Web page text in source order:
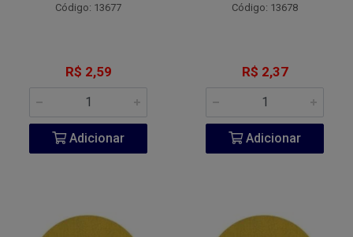
Código: 13677
R$ 2,59
Adicionar
Código: 13678
R$ 2,37
Adicionar